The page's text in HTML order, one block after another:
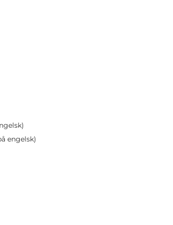
engelsk)